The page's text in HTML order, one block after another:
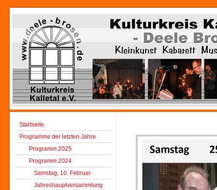
Startseite
Programme der letzten Jahre
Programm 2025
Programm 2024
Samstag, 10. Februar
Jahreshauptversammlung